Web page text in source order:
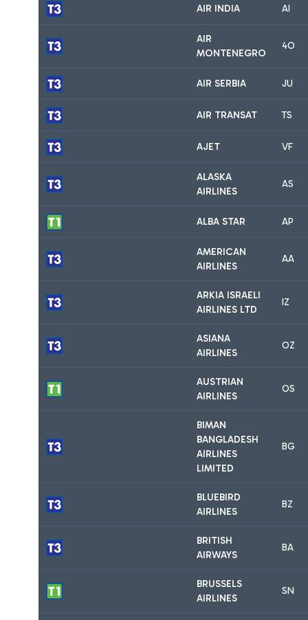
AIR INDIA AI
AIR
MONTENEGRO
4O
AIR SERBIA JU
AIR TRANSAT TS
AJET VF
ALASKA
AIRLINES
AS
ALBA STAR AP
AMERICAN
AIRLINES
AA
ARKIA ISRAELI
AIRLINES LTD
IZ
ASIANA
AIRLINES
OZ
AUSTRIAN
AIRLINES
OS
BIMAN
BANGLADESH
AIRLINES
LIMITED
BG
BLUEBIRD
AIRLINES
BZ
BRITISH
AIRWAYS
BA
BRUSSELS
AIRLINES
SN